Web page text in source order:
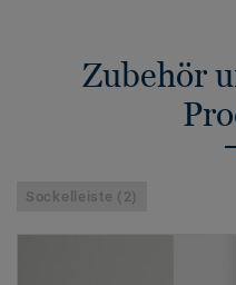
Zubehör
Sockelleiste (2)